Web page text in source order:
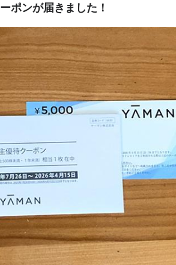
ポンが届きました！